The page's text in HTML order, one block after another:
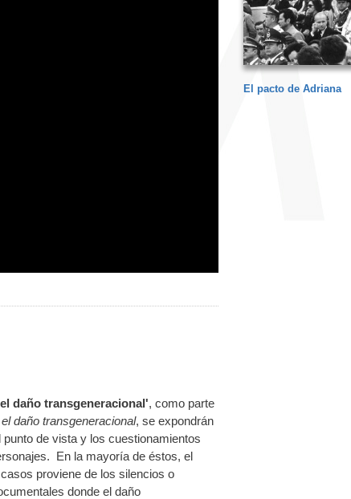
daño transgeneracional', como parte
daño transgeneracional, se expondrán
de vista y los cuestionamientos
En la mayoría de éstos, el
proviene de los silencios o
donde el daño
El pacto de Adriana